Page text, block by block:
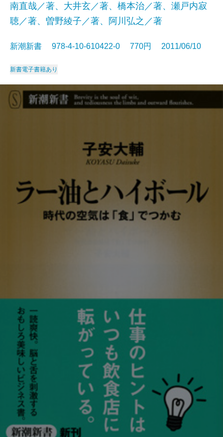
南直哉／著、大井玄／著、橋本治／著、瀬戸内寂
聴／著、曽野綾子／著、阿川弘之／著
新潮新書 978-4-10-610422-0 770円 2011/06/10
新書電子書籍あり